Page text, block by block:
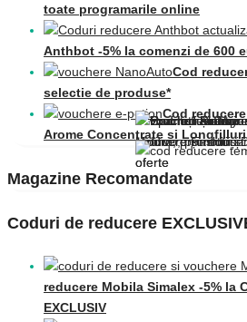
toate programarile online
Anthbot -5% la comenzi de 600
Cod
selectie de produse*
Cod
Arome Concentrate și Longfilluri
Magazine Recomandate
Coduri de reducere
reducere Mobila Simalex -5% la
EXCLUSIV